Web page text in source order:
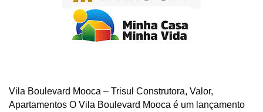
Vila Boulevard Mooca – Trisul Construtora, Valor,
Apartamentos O Vila Boulevard Mooca é um lançamento